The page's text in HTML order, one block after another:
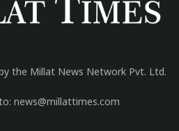
the Millat News Network Pvt. Ltd.
news@millattimes.com